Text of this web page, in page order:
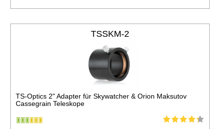
TSSKM-2
TS-Optics 2" Adapter für Skywatcher & Orion Maksutov
Cassegrain Teleskope